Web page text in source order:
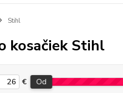
Stihl
kosačiek Stihl
€ Od